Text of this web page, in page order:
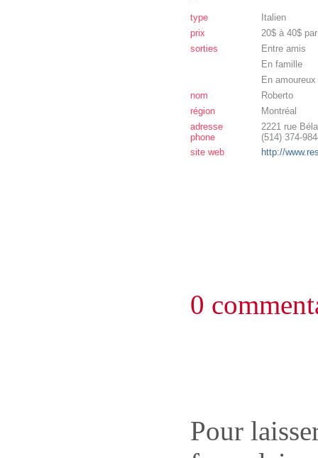
type
Italien
prix
20$ à 40$
sorties
Entre amis
En famille
En amoureux
nom
Roberto
région
Montréal
adresse
phone
2221 rue
(514) 374-
site web
http://
0
Pour